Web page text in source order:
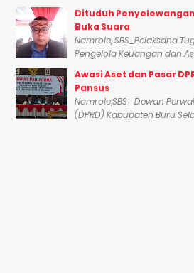
Dituduh
Buka Suara
Namrole, SBS_Pelaksana
Pengelola Keuangan dan
Awasi Aset dan Pasar
Pansus
Namrole,SBS_ Dewan
(DPRD) Kabupaten Buru